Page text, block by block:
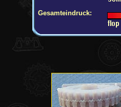
Gesamteindruck: